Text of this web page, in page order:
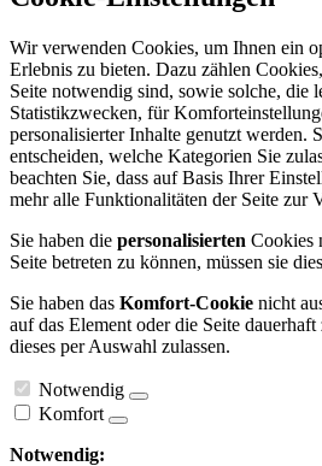
Wir verwenden Cookies, um Ihnen ein
Erlebnis zu bieten. Dazu zählen
Seite notwendig sind, sowie solche, die
Statistikzwecken, für
personalisierter Inhalte genutzt werden.
entscheiden, welche Kategorien Sie
beachten Sie, dass auf Basis Ihrer
mehr alle Funktionalitäten der Seite zur
Sie haben die personalisierten Cookies
Seite betreten zu können, müssen sie
Sie haben das Komfort-Cookie nicht
auf das Element oder die Seite
dieses per Auswahl zulassen.
Notwendig
Komfort
Notwendig: